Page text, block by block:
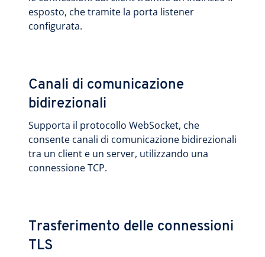
esposto, che tramite la porta listener
configurata.
Canali di comunicazione
bidirezionali
Supporta il protocollo WebSocket, che
consente canali di comunicazione bidirezionali
tra un client e un server, utilizzando una
connessione TCP.
Trasferimento delle connessioni
TLS